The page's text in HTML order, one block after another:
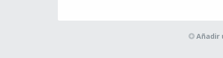
Añadir